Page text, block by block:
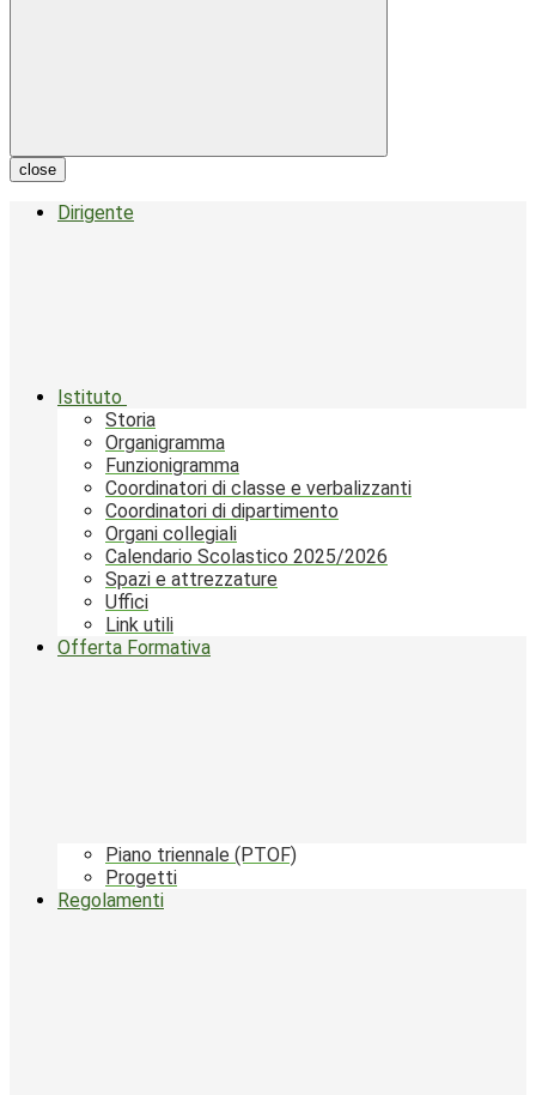
close
Dirigente
Istituto
Storia
Organigramma
Funzionigramma
Coordinatori di classe e verbalizzanti
Coordinatori di dipartimento
Organi collegiali
Calendario Scolastico 2025/2026
Spazi e attrezzature
Uffici
Link utili
Offerta Formativa
Piano triennale (PTOF)
Progetti
Regolamenti